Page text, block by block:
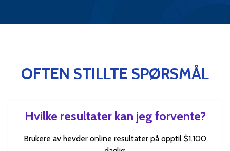
OFTEN STILLTE SPØRSMÅL
Hvilke resultater kan jeg forvente?
Brukere av hevder online resultater på opptil $1.100